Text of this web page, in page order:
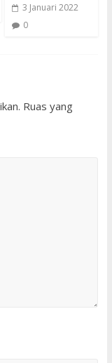
3 Januari 2022
0
Ruas yang